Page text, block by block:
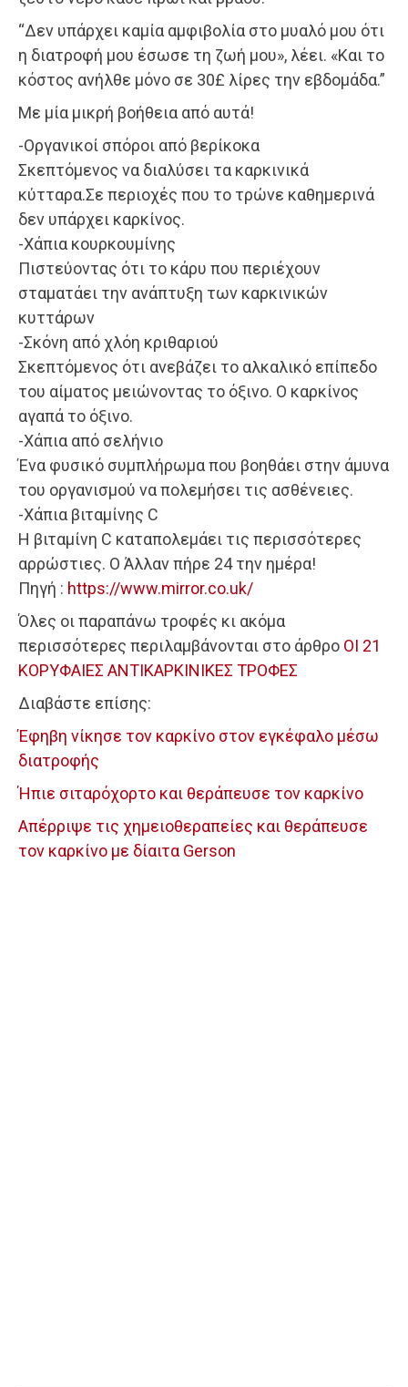
“Δεν υπάρχει καμία αμφιβολία στο μυαλό μου ότι
η διατροφή μου έσωσε τη ζωή μου», λέει. «Και το
κόστος ανήλθε μόνο σε 30£ λίρες την εβδομάδα.”
Με μία μικρή βοήθεια από αυτά!
-Οργανικοί σπόροι από βερίκοκα
Σκεπτόμενος να διαλύσει τα καρκινικά
κύτταρα.Σε περιοχές που το τρώνε καθημερινά
δεν υπάρχει καρκίνος.
-Χάπια κουρκουμίνης
Πιστεύοντας ότι το κάρυ που περιέχουν
σταματάει την ανάπτυξη των καρκινικών
κυττάρων
-Σκόνη από χλόη κριθαριού
Σκεπτόμενος ότι ανεβάζει το αλκαλικό επίπεδο
του αίματος μειώνοντας το όξινο. Ο καρκίνος
αγαπά το όξινο.
-Χάπια από σελήνιο
Ένα φυσικό συμπλήρωμα που βοηθάει στην άμυνα
του οργανισμού να πολεμήσει τις ασθένειες.
-Χάπια βιταμίνης C
Η βιταμίνη C καταπολεμάει τις περισσότερες
αρρώστιες. Ο Άλλαν πήρε 24 την ημέρα!
Πηγή : https://www.mirror.co.uk/
Όλες οι παραπάνω τροφές κι ακόμα
περισσότερες περιλαμβάνονται στο άρθρο ΟΙ 21
ΚΟΡΥΦΑΙΕΣ ΑΝΤΙΚΑΡΚΙΝΙΚΕΣ ΤΡΟΦΕΣ
Διαβάστε επίσης:
Έφηβη νίκησε τον καρκίνο στον εγκέφαλο μέσω
διατροφής
Ήπιε σιταρόχορτο και θεράπευσε τον καρκίνο
Απέρριψε τις χημειοθεραπείες και θεράπευσε
τον καρκίνο με δίαιτα Gerson